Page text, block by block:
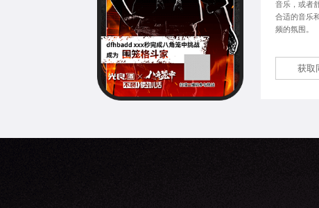
音乐，或者
合适的音乐
频的氛围。
获取